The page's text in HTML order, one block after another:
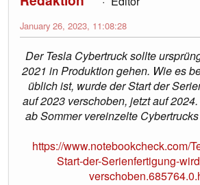
January 26, 2023, 11:08:28
Der Tesla Cybertruck sollte
2021 in Produktion gehen. Wie es
üblich ist, wurde der Start der
auf 2023 verschoben, jetzt auf
ab Sommer vereinzelte
https://www.notebookcheck.com/
Start-der-Serienfertigung-